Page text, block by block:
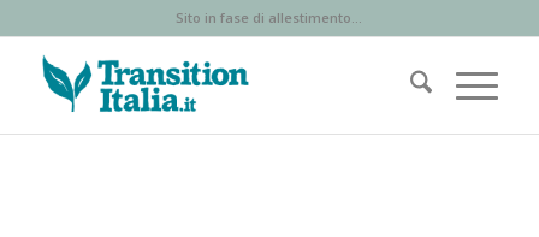
Sito in fase di allestimento...